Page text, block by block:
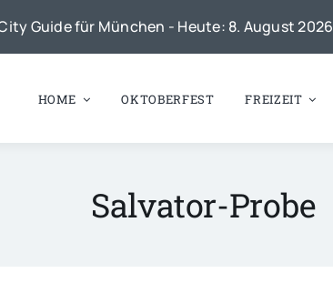
Guide für München - Heute: 8. August 2026
HOME OKTOBERFEST FREIZEIT
Salvator-Probe